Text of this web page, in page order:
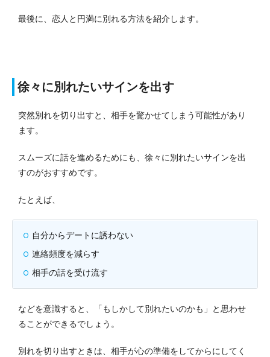
最後に、恋人と円満に別れる方法を紹介します。
徐々に別れたいサインを出す
突然別れを切り出すと、相手を驚かせてしまう可能性があり
ます。
スムーズに話を進めるためにも、徐々に別れたいサインを出
すのがおすすめです。
たとえば、
自分からデートに誘わない
連絡頻度を減らす
相手の話を受け流す
などを意識すると、「もしかして別れたいのかも」と思わせ
ることができるでしょう。
別れを切り出すときは、相手が心の準備をしてからにしてく